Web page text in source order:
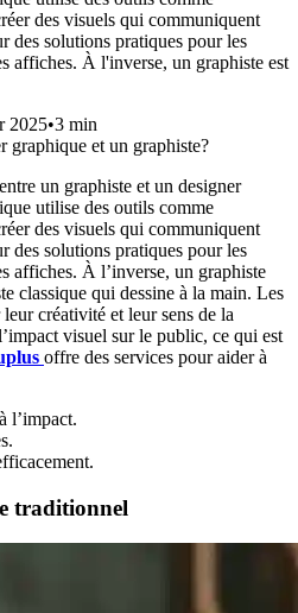
des visuels qui communiquent
des solutions pratiques pour les
affiches. À l'inverse, un graphiste est
2025•3 min
un graphiste et un designer
utilise des outils comme
des visuels qui communiquent
des solutions pratiques pour les
affiches. À l’inverse, un graphiste
classique qui dessine à la main. Les
créativité et leur sens de la
visuel sur le public, ce qui est
offre des services pour aider à
l’impact.
traditionnel